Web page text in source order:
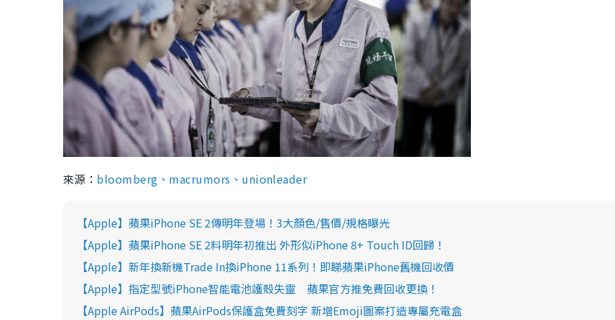
來源： bloomberg、 macrumors、 unionleader
【Apple】蘋果iPhone SE 2傳明年登場！3大顏色/售價/規格曝光
【Apple】蘋果iPhone SE 2料明年初推出 外形似iPhone 8+ Touch ID回歸！
【Apple】新年換新機Trade In換iPhone 11系列！即睇蘋果iPhone舊機回收價
【Apple】指定型號iPhone智能電池護殼失靈 蘋果官方推免費回收更換！
【Apple AirPods】蘋果AirPods保護盒免費刻字 新增Emoji圖案打造專屬充電盒